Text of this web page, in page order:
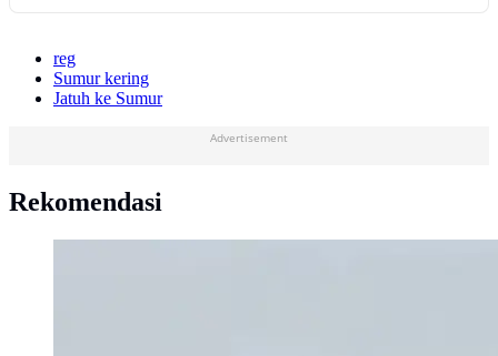
reg
Sumur kering
Jatuh ke Sumur
Advertisement
Rekomendasi